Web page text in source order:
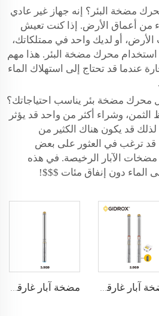
مضخة البئر؟ إنه جهاز غير عادي
من أعماق الأرض. إذا كنت تعيش
أو لديك واحد في ممتلكاتك،
محرك مضخة البئر. هذا مهم
عندما قد تحتاج إلى استهلاك الماء
محرك مضخة بئر يناسب احتياجاتك؟
وشراء أكثر من واحد قد يؤثر
قد يكون هناك الكثير من
قد ترغب في العثور على بعض
الآبار الرخيصة. في هذه
الماء دون إنفاق مئات $$$!
مضخة آبار غارقة من GIDROX-2.5GD مضخة آبار غارقة من GIDROX-3.5GD/3.5GS